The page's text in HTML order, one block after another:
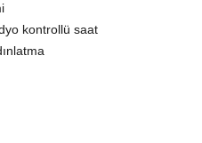
kontrollü saat